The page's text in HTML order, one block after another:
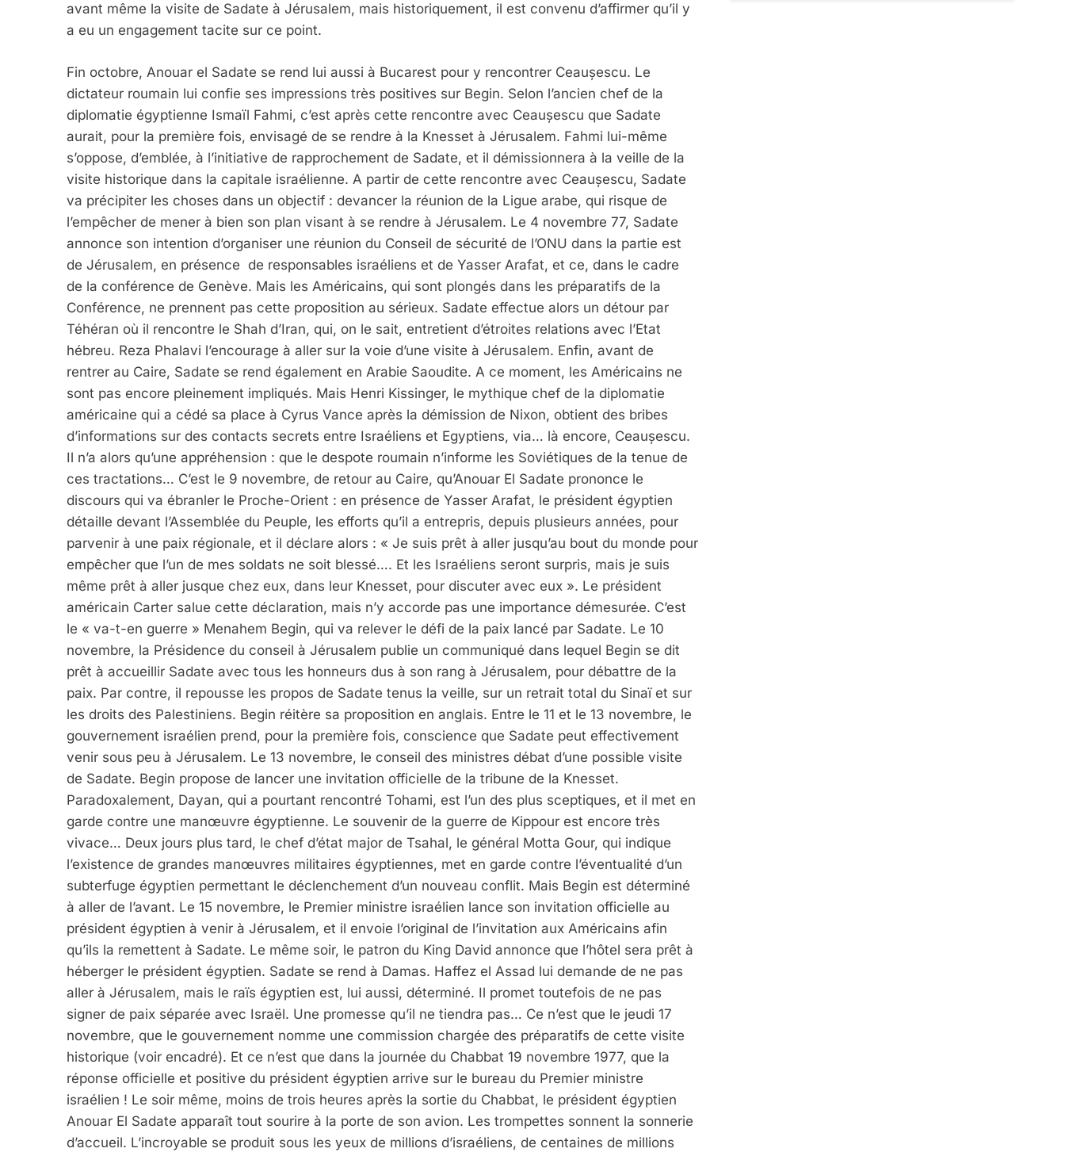
avant même la visite de Sadate à Jérusalem, mais historiquement, il est convenu d’affirmer qu’il y
a eu un engagement tacite sur ce point.
Fin octobre, Anouar el Sadate se rend lui aussi à Bucarest pour y rencontrer Ceaușescu. Le
dictateur roumain lui confie ses impressions très positives sur Begin. Selon l’ancien chef de la
diplomatie égyptienne Ismaïl Fahmi, c’est après cette rencontre avec Ceaușescu que Sadate
aurait, pour la première fois, envisagé de se rendre à la Knesset à Jérusalem. Fahmi lui-même
s’oppose, d’emblée, à l’initiative de rapprochement de Sadate, et il démissionnera à la veille de la
visite historique dans la capitale israélienne. A partir de cette rencontre avec Ceaușescu, Sadate
va précipiter les choses dans un objectif : devancer la réunion de la Ligue arabe, qui risque de
l’empêcher de mener à bien son plan visant à se rendre à Jérusalem. Le 4 novembre 77, Sadate
annonce son intention d’organiser une réunion du Conseil de sécurité de l’ONU dans la partie est
de Jérusalem, en présence de responsables israéliens et de Yasser Arafat, et ce, dans le cadre
de la conférence de Genève. Mais les Américains, qui sont plongés dans les préparatifs de la
Conférence, ne prennent pas cette proposition au sérieux. Sadate effectue alors un détour par
Téhéran où il rencontre le Shah d’Iran, qui, on le sait, entretient d’étroites relations avec l’Etat
hébreu. Reza Phalavi l’encourage à aller sur la voie d’une visite à Jérusalem. Enfin, avant de
rentrer au Caire, Sadate se rend également en Arabie Saoudite. A ce moment, les Américains ne
sont pas encore pleinement impliqués. Mais Henri Kissinger, le mythique chef de la diplomatie
américaine qui a cédé sa place à Cyrus Vance après la démission de Nixon, obtient des bribes
d’informations sur des contacts secrets entre Israéliens et Egyptiens, via… là encore, Ceaușescu.
Il n’a alors qu’une appréhension : que le despote roumain n’informe les Soviétiques de la tenue de
ces tractations… C’est le 9 novembre, de retour au Caire, qu’Anouar El Sadate prononce le
discours qui va ébranler le Proche-Orient : en présence de Yasser Arafat, le président égyptien
détaille devant l’Assemblée du Peuple, les efforts qu’il a entrepris, depuis plusieurs années, pour
parvenir à une paix régionale, et il déclare alors : « Je suis prêt à aller jusqu’au bout du monde pour
empêcher que l’un de mes soldats ne soit blessé…. Et les Israéliens seront surpris, mais je suis
même prêt à aller jusque chez eux, dans leur Knesset, pour discuter avec eux ». Le président
américain Carter salue cette déclaration, mais n’y accorde pas une importance démesurée. C’est
le « va-t-en guerre » Menahem Begin, qui va relever le défi de la paix lancé par Sadate. Le 10
novembre, la Présidence du conseil à Jérusalem publie un communiqué dans lequel Begin se dit
prêt à accueillir Sadate avec tous les honneurs dus à son rang à Jérusalem, pour débattre de la
paix. Par contre, il repousse les propos de Sadate tenus la veille, sur un retrait total du Sinaï et sur
les droits des Palestiniens. Begin réitère sa proposition en anglais. Entre le 11 et le 13 novembre, le
gouvernement israélien prend, pour la première fois, conscience que Sadate peut effectivement
venir sous peu à Jérusalem. Le 13 novembre, le conseil des ministres débat d’une possible visite
de Sadate. Begin propose de lancer une invitation officielle de la tribune de la Knesset.
Paradoxalement, Dayan, qui a pourtant rencontré Tohami, est l’un des plus sceptiques, et il met en
garde contre une manœuvre égyptienne. Le souvenir de la guerre de Kippour est encore très
vivace… Deux jours plus tard, le chef d’état major de Tsahal, le général Motta Gour, qui indique
l’existence de grandes manœuvres militaires égyptiennes, met en garde contre l’éventualité d’un
subterfuge égyptien permettant le déclenchement d’un nouveau conflit. Mais Begin est déterminé
à aller de l’avant. Le 15 novembre, le Premier ministre israélien lance son invitation officielle au
président égyptien à venir à Jérusalem, et il envoie l’original de l’invitation aux Américains afin
qu’ils la remettent à Sadate. Le même soir, le patron du King David annonce que l’hôtel sera prêt à
héberger le président égyptien. Sadate se rend à Damas. Haffez el Assad lui demande de ne pas
aller à Jérusalem, mais le raïs égyptien est, lui aussi, déterminé. Il promet toutefois de ne pas
signer de paix séparée avec Israël. Une promesse qu’il ne tiendra pas… Ce n’est que le jeudi 17
novembre, que le gouvernement nomme une commission chargée des préparatifs de cette visite
historique (voir encadré). Et ce n’est que dans la journée du Chabbat 19 novembre 1977, que la
réponse officielle et positive du président égyptien arrive sur le bureau du Premier ministre
israélien ! Le soir même, moins de trois heures après la sortie du Chabbat, le président égyptien
Anouar El Sadate apparaît tout sourire à la porte de son avion. Les trompettes sonnent la sonnerie
d’accueil. L’incroyable se produit sous les yeux de millions d’israéliens, de centaines de millions
5
2025, L’année La Plus Meurtrière Selon Le Rapport D’ADL Contre L’antisémitisme
FRANCE ISRAÉL
6
FIÈRE, DIGNE ET RÉSILIENTE : POURQUOI JE REVENDIQUE MA JUDAÏTE Par Thérèse Zrihen-
Dvir
ISRAÉL JUDAISME